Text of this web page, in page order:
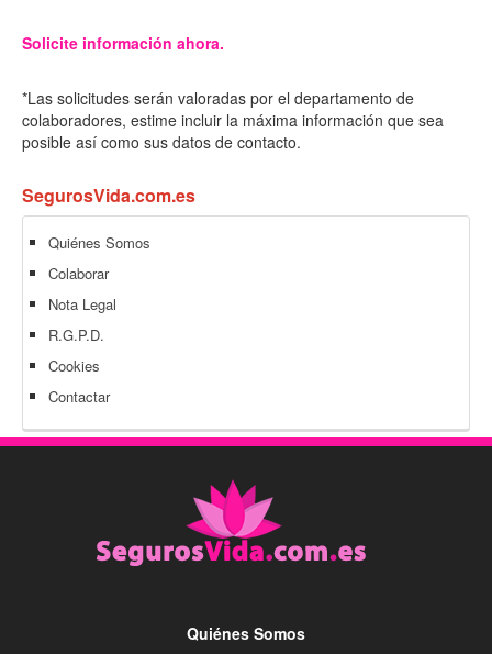
Solicite información ahora.
*Las solicitudes serán valoradas por el departamento de
colaboradores, estime incluir la máxima información que sea
posible así como sus datos de contacto.
SegurosVida.com.es
Quiénes Somos
Colaborar
Nota Legal
R.G.P.D.
Cookies
Contactar
Quiénes Somos